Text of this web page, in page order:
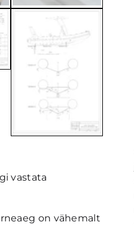
vastata
on vähemalt